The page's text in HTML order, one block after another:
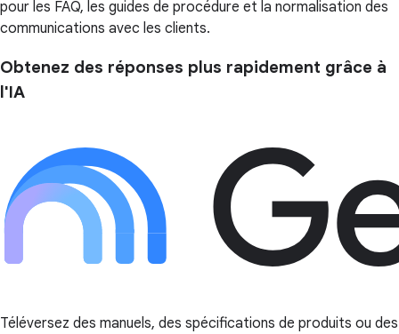
pour les FAQ, les guides de procédure et la normalisation des
communications avec les clients.
Obtenez des réponses plus rapidement grâce à
l'IA
Téléversez des manuels, des spécifications de produits ou des